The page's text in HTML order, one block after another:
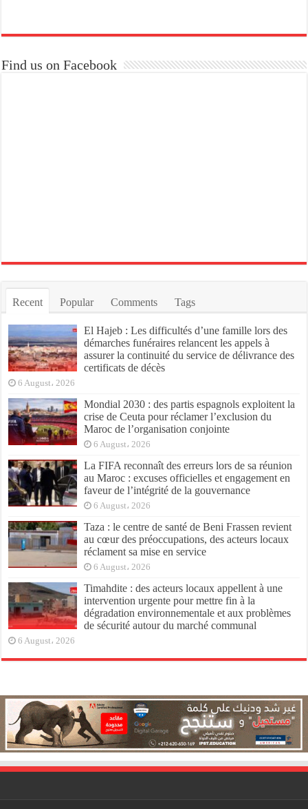
Find us on Facebook
Recent Popular Comments Tags
El Hajeb : Les difficultés d’une famille lors des
démarches funéraires relancent les appels à
assurer la continuité du service de délivrance des
certificats de décès
6 August، 2026
Mondial 2030 : des partis espagnols exploitent la
crise de Ceuta pour réclamer l’exclusion du
Maroc de l’organisation conjointe
6 August، 2026
La FIFA reconnaît des erreurs lors de sa réunion
au Maroc : excuses officielles et engagement en
faveur de l’intégrité de la gouvernance
6 August، 2026
Taza : le centre de santé de Beni Frassen revient
au cœur des préoccupations, des acteurs locaux
réclament sa mise en service
6 August، 2026
Timahdite : des acteurs locaux appellent à une
intervention urgente pour mettre fin à la
dégradation environnementale et aux problèmes
de sécurité autour du marché communal
6 August، 2026